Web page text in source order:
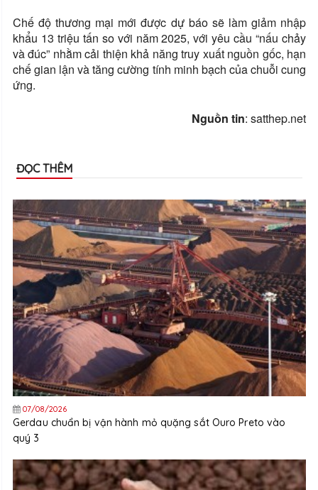
Chế độ thương mại mới được dự báo sẽ làm giảm nhập
khẩu 13 triệu tấn so với năm 2025, với yêu cầu “nấu chảy
và đúc” nhằm cải thiện khả năng truy xuất nguồn gốc, hạn
chế gian lận và tăng cường tính minh bạch của chuỗi cung
ứng.
Nguồn tin: satthep.net
ĐỌC THÊM
07/08/2026
Gerdau chuẩn bị vận hành mỏ quặng sắt Ouro Preto vào
quý 3